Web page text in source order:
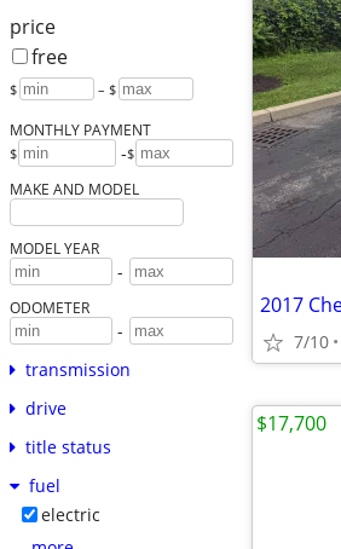
price
free
$ – $
MONTHLY PAYMENT
$ -$
MAKE AND MODEL
MODEL YEAR
-
ODOMETER
-
transmission
drive
title status
fuel
electric
7/10
$17,700